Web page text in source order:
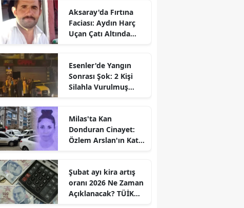
Aksaray'da Fırtına
Faciası: Aydın Harç
Uçan Çatı Altında
Esenler'de Yangın
Sonrası Şok: 2 Kişi
Silahla Vurulmuş
Milas'ta Kan
Donduran Cinayet:
Özlem Arslan'ın Katili
Şubat ayı kira artış
oranı 2026 Ne Zaman
Açıklanacak? TÜİK